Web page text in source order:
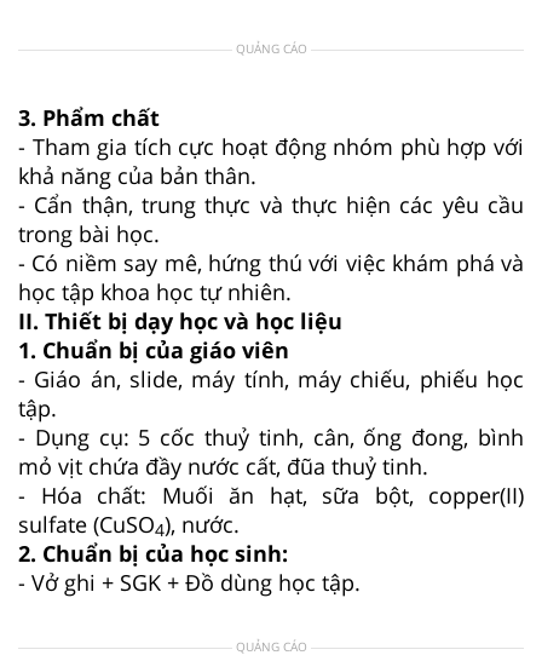
QUẢNG CÁO
3. Phẩm chất
- Tham gia tích cực hoạt động nhóm phù hợp với
khả năng của bản thân.
- Cẩn thận, trung thực và thực hiện các yêu cầu
trong bài học.
- Có niềm say mê, hứng thú với việc khám phá và
học tập khoa học tự nhiên.
II. Thiết bị dạy học và học liệu
1. Chuẩn bị của giáo viên
- Giáo án, slide, máy tính, máy chiếu, phiếu học
tập.
- Dụng cụ: 5 cốc thuỷ tinh, cân, ống đong, bình
mỏ vịt chứa đầy nước cất, đũa thuỷ tinh.
- Hóa chất: Muối ăn hạt, sữa bột, copper(II)
sulfate (CuSO4), nước.
2. Chuẩn bị của học sinh:
- Vở ghi + SGK + Đồ dùng học tập.
QUẢNG CÁO